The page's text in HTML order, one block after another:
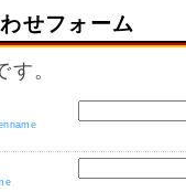
せフォーム
。